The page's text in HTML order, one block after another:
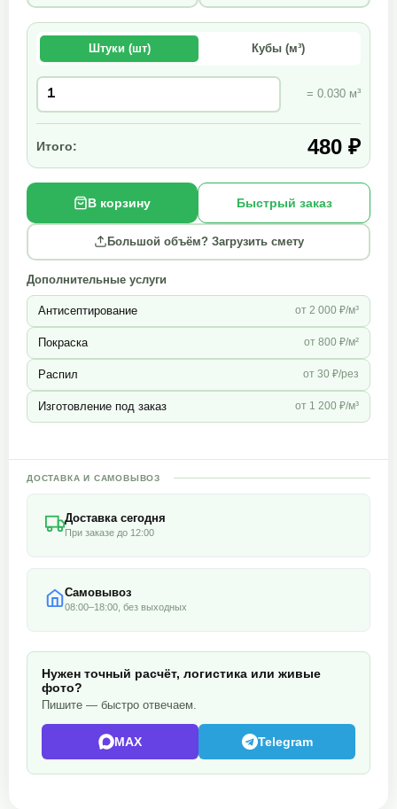
Штуки (шт) Кубы (м³)
= 0.030 м³
Итого: 480 ₽
В корзину Быстрый заказ
Большой объём? Загрузить смету
Дополнительные услуги
Антисептирование от 2 000 ₽/м³
Покраска от 800 ₽/м²
Распил от 30 ₽/рез
Изготовление под заказ от 1 200 ₽/м³
ДОСТАВКА И САМОВЫВОЗ
Доставка сегодня
При заказе до 12:00
Самовывоз
08:00–18:00, без выходных
Нужен точный расчёт, логистика или живые
фото?
Пишите — быстро отвечаем.
MAX Telegram